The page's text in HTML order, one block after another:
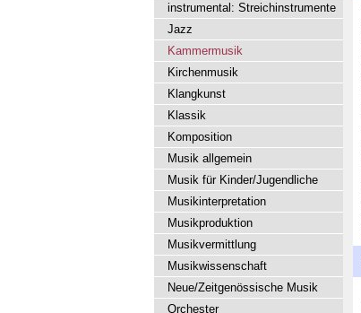
instrumental: Streichinstrumente
Jazz
Kammermusik
Kirchenmusik
Klangkunst
Klassik
Komposition
Musik allgemein
Musik für Kinder/Jugendliche
Musikinterpretation
Musikproduktion
Musikvermittlung
Musikwissenschaft
Neue/Zeitgenössische Musik
Orchester